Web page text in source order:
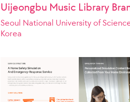
Uijeongbu Music Library
Seoul National University of
Korea